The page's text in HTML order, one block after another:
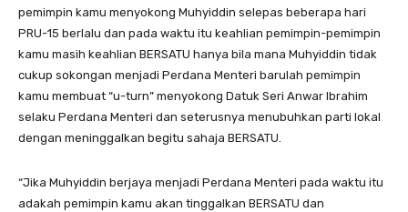
pemimpin kamu menyokong Muhyiddin selepas beberapa hari
PRU-15 berlalu dan pada waktu itu keahlian pemimpin-pemimpin
kamu masih keahlian BERSATU hanya bila mana Muhyiddin tidak
cukup sokongan menjadi Perdana Menteri barulah pemimpin
kamu membuat “u-turn” menyokong Datuk Seri Anwar Ibrahim
selaku Perdana Menteri dan seterusnya menubuhkan parti lokal
dengan meninggalkan begitu sahaja BERSATU.
“Jika Muhyiddin berjaya menjadi Perdana Menteri pada waktu itu
adakah pemimpin kamu akan tinggalkan BERSATU dan